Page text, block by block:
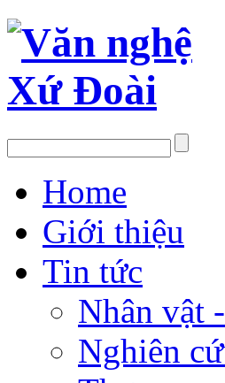
Home
Giới thiệu
Tin tức
Nhân vật
Nghiên